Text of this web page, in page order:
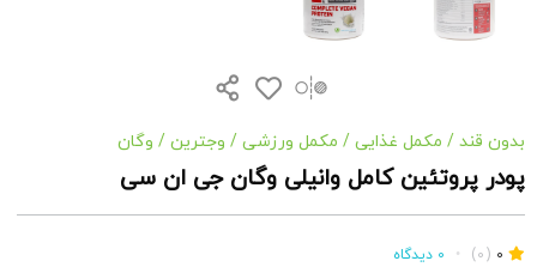
بدون قند / مکمل غذایی / مکمل ورزشی / وجترین / وگان
پودر پروتئین کامل وانیلی وگان جی ان سی
0
(0)
• 0 دیدگاه